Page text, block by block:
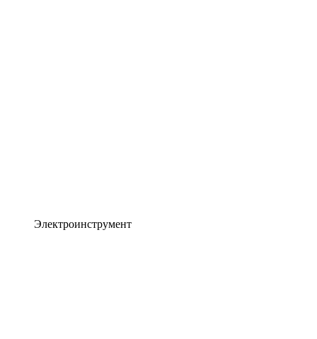
Электроинструмент